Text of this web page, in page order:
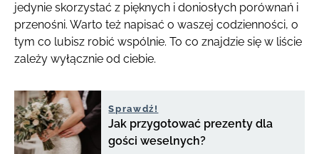
jedynie skorzystać z pięknych i doniosłych porównań i
przenośni. Warto też napisać o waszej codzienności, o
tym co lubisz robić wspólnie. To co znajdzie się w liście
zależy wyłącznie od ciebie.
Sprawdź!
Jak przygotować prezenty dla
gości weselnych?